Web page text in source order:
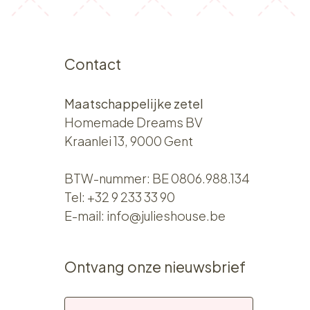
Contact
Maatschappelijke zetel
Homemade Dreams BV
Kraanlei 13, 9000 Gent
BTW-nummer: BE 0806.988.134
Tel: +32 9 233 33 90
E-mail: info@julieshouse.be
Ontvang onze nieuwsbrief